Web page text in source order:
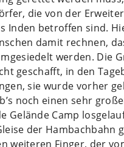
die von der
Inden betroffen sind.
damit rechnen,
werden. Die
geschafft, in den
sie wurde vorher
noch einen sehr
Gelände Camp
der Hambachbahn
weiteren Finger, der